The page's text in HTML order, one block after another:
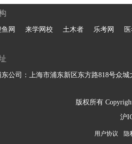
网 来学网校 土木者 乐考网
东公司：上海市浦东新区东方路818号众城
版权所有
沪
用户协议 隐